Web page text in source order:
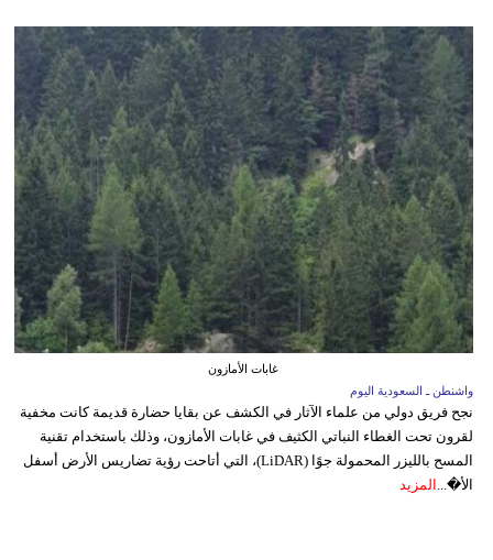
غابات الأمازون
واشنطن ـ السعودية اليوم
نجح فريق دولي من علماء الآثار في الكشف عن بقايا حضارة قديمة كانت مخفية
لقرون تحت الغطاء النباتي الكثيف في غابات الأمازون، وذلك باستخدام تقنية
المسح بالليزر المحمولة جوًا (LiDAR)، التي أتاحت رؤية تضاريس الأرض أسفل
الأ�... المزيد